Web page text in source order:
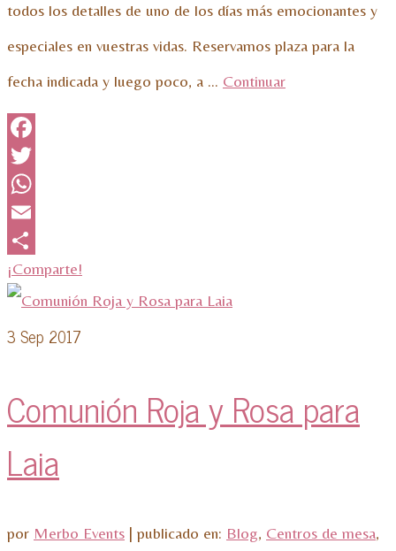
todos los detalles de uno de los días más emocionantes y
especiales en vuestras vidas. Reservamos plaza para la
fecha indicada y luego poco, a … Continuar
Facebook
Twitter
WhatsApp
Email
¡Comparte!
3 Sep 2017
Comunión Roja y Rosa para
Laia
por Merbo Events | publicado en: Blog, Centros de mesa,